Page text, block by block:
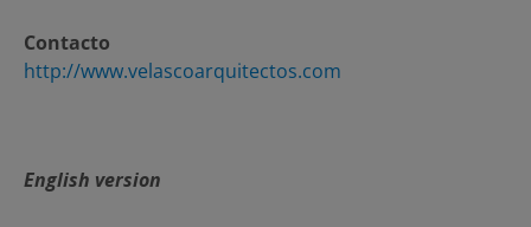
Contacto
http://www.velascoarquitectos.com
English version